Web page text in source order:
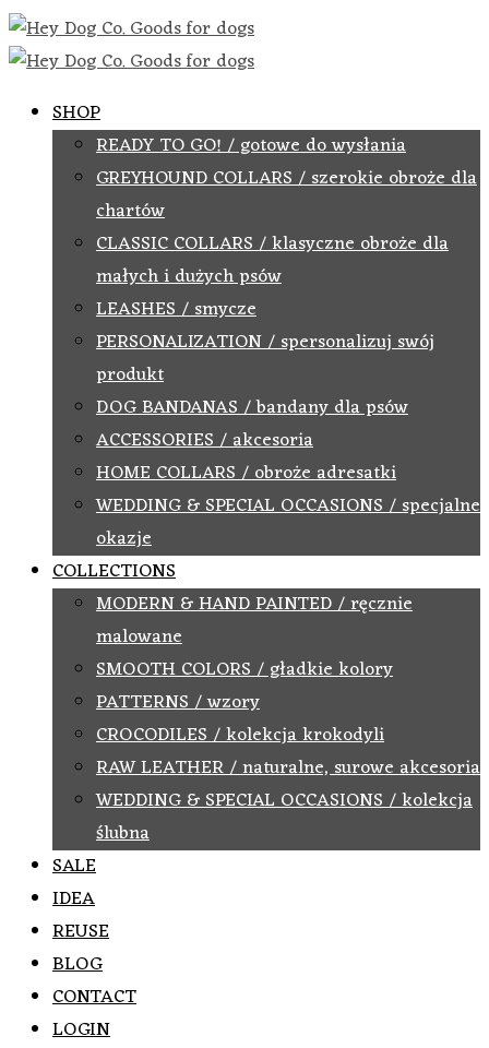
SHOP
READY TO GO! / gotowe do wysłania
GREYHOUND COLLARS / szerokie obroże dla
chartów
CLASSIC COLLARS / klasyczne obroże dla
małych i dużych psów
LEASHES / smycze
PERSONALIZATION / spersonalizuj swój
produkt
DOG BANDANAS / bandany dla psów
ACCESSORIES / akcesoria
HOME COLLARS / obroże adresatki
WEDDING & SPECIAL OCCASIONS / specjalne
okazje
COLLECTIONS
MODERN & HAND PAINTED / ręcznie
malowane
SMOOTH COLORS / gładkie kolory
PATTERNS / wzory
CROCODILES / kolekcja krokodyli
RAW LEATHER / naturalne, surowe akcesoria
WEDDING & SPECIAL OCCASIONS / kolekcja
ślubna
SALE
IDEA
REUSE
BLOG
CONTACT
LOGIN